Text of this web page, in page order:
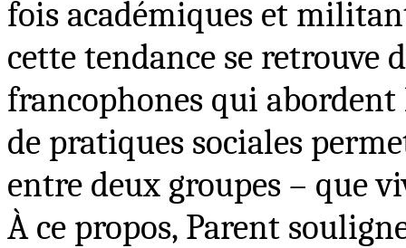
fois académiques et
cette tendance se retrouve
francophones qui abordent
de pratiques sociales
entre deux groupes – que
À ce propos, Parent